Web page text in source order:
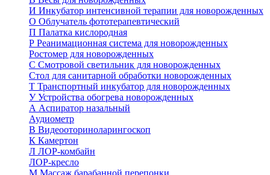
И Инкубатор интенсивной терапии для новорожденных
О Облучатель фототерапевтический
П Палатка кислородная
Р Реанимационная система для новорожденных
Ростомер для новорожденных
С Смотровой светильник для новорожденных
Стол для санитарной обработки новорожденных
Т Транспортный инкубатор для новорожденных
УУстройства обогрева новорожденных
А Аспиратор назальный
Аудиометр
В Видеооториноларингоскоп
К Камертон
Л ЛОР-комбайн
ЛОР-кресло
М Массаж барабанной перепонки